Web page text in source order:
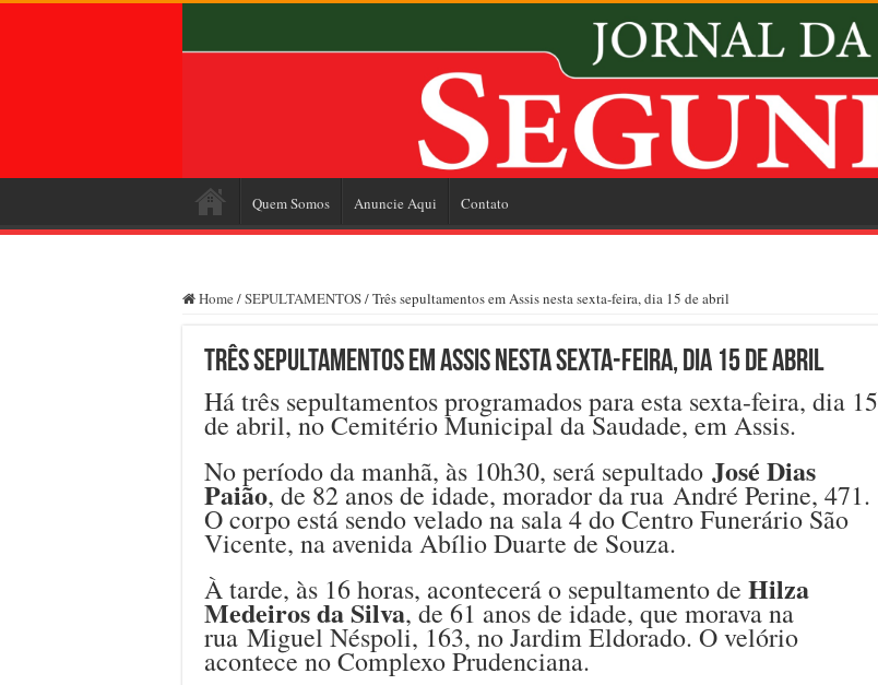
Quem Somos Anuncie Aqui Contato
Home /SEPULTAMENTOS/Três sepultamentos em Assis nesta sexta-feira, dia 15 de abril
Três sepultamentos em Assis nesta sexta-feira, dia 15 de abril
Há três sepultamentos programados para esta sexta-feira, dia 15
de abril, no Cemitério Municipal da Saudade, em Assis.
No período da manhã, às 10h30, será sepultado José Dias
Paião, de 82 anos de idade, morador da rua André Perine, 471.
O corpo está sendo velado na sala 4 do Centro Funerário São
Vicente, na avenida Abílio Duarte de Souza.
À tarde, às 16 horas, acontecerá o sepultamento de Hilza
Medeiros da Silva, de 61 anos de idade, que morava na
rua Miguel Néspoli, 163, no Jardim Eldorado. O velório
acontece no Complexo Prudenciana.